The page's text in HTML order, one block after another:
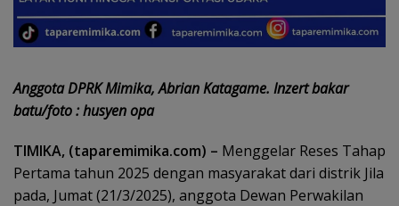
Anggota DPRK Mimika, Abrian Katagame. Inzert bakar
batu/foto : husyen opa
TIMIKA, (taparemimika.com) – Menggelar Reses Tahap
Pertama tahun 2025 dengan masyarakat dari distrik Jila
pada, Jumat (21/3/2025), anggota Dewan Perwakilan